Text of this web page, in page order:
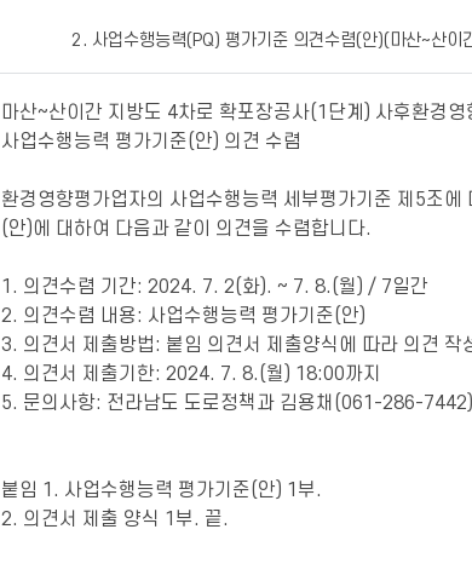
2. 사업수행능력(PQ) 평가기준 의견수렴(안)(마산~산
마산~산이간 지방도 4차로 확포장공사(1단계) 사후환경영
사업수행능력 평가기준(안) 의견 수렴
환경영향평가업자의 사업수행능력 세부평가기준 제5조
(안)에 대하여 다음과 같이 의견을 수렴합니다.
1. 의견수렴 기간: 2024. 7. 2(화). ~ 7. 8.(월) / 7일간
2. 의견수렴 내용: 사업수행능력 평가기준(안)
3. 의견서 제출방법: 붙임 의견서 제출양식에 따라 의견
4. 의견서 제출기한: 2024. 7. 8.(월) 18:00까지
5. 문의사항: 전라남도 도로정책과 김용채(061-286-7442)
붙임 1. 사업수행능력 평가기준(안) 1부.
2. 의견서 제출 양식 1부. 끝.